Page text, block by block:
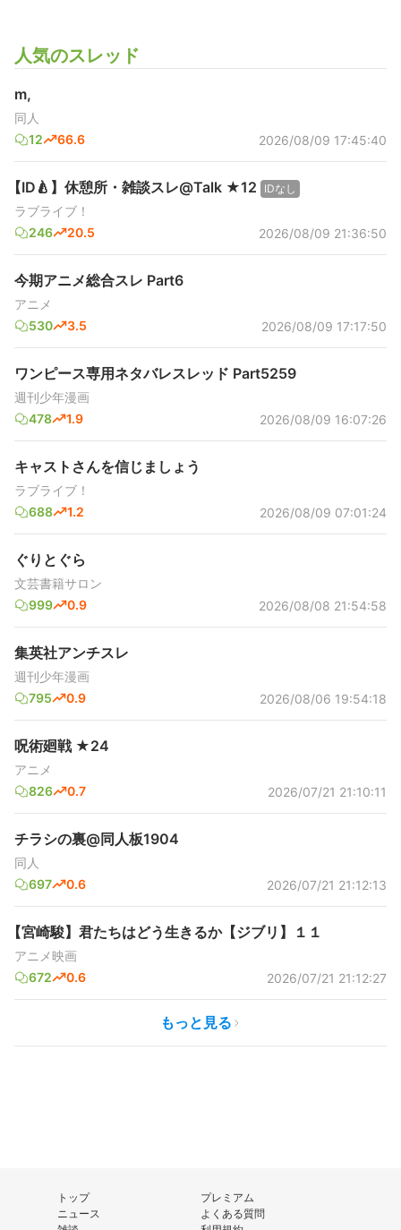
人気のスレッド
m,
同人
12
66.6 2026/08/09 17:45:40
【ID🍐】休憩所・雑談スレ@Talk ★12 IDなし
ラブライブ！
246
20.5 2026/08/09 21:36:50
今期アニメ総合スレ Part6
アニメ
530
3.5 2026/08/09 17:17:50
ワンピース専用ネタバレスレッド Part5259
週刊少年漫画
478
1.9 2026/08/09 16:07:26
キャストさんを信じましょう
ラブライブ！
688
1.2 2026/08/09 07:01:24
ぐりとぐら
文芸書籍サロン
999
0.9 2026/08/08 21:54:58
集英社アンチスレ
週刊少年漫画
795
0.9 2026/08/06 19:54:18
呪術廻戦 ★24
アニメ
826
0.7 2026/07/21 21:10:11
チラシの裏@同人板1904
同人
697
0.6 2026/07/21 21:12:13
【宮崎駿】君たちはどう生きるか【ジブリ】１１
アニメ映画
672
0.6 2026/07/21 21:12:27
もっと見る
トップ
ニュース
プレミアム
よくある質問